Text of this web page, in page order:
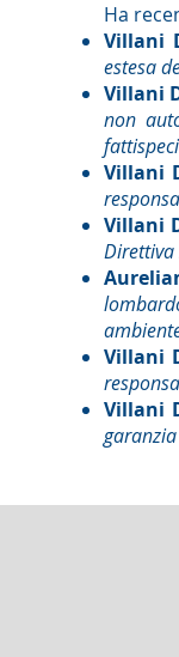
Ha
Villani
estesa
Villani
non
Villani
Villani
Direttiva
Villani
Villani